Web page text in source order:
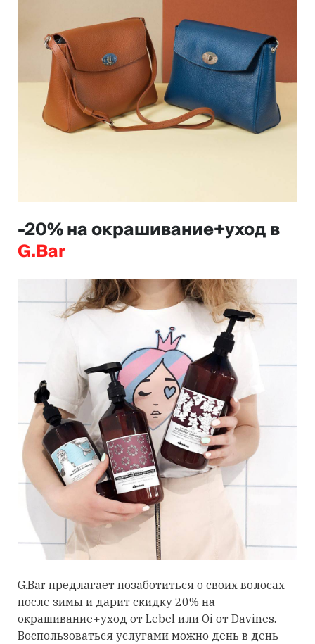
-20% на окрашивание+уход в
G.Bar
G.Bar предлагает позаботиться о своих волосах
после зимы и дарит скидку 20% на
окрашивание+уход от Lebel или Oi от Davines.
Воспользоваться услугами можно день в день